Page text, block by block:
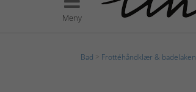
Meny
Bad Frottéhåndklær & badelaken